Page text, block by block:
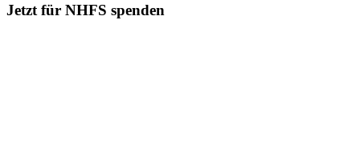
Jetzt für NHFS spenden